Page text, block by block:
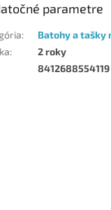
parametre
:
Batohy a tašky
:
2 roky
8412688554119